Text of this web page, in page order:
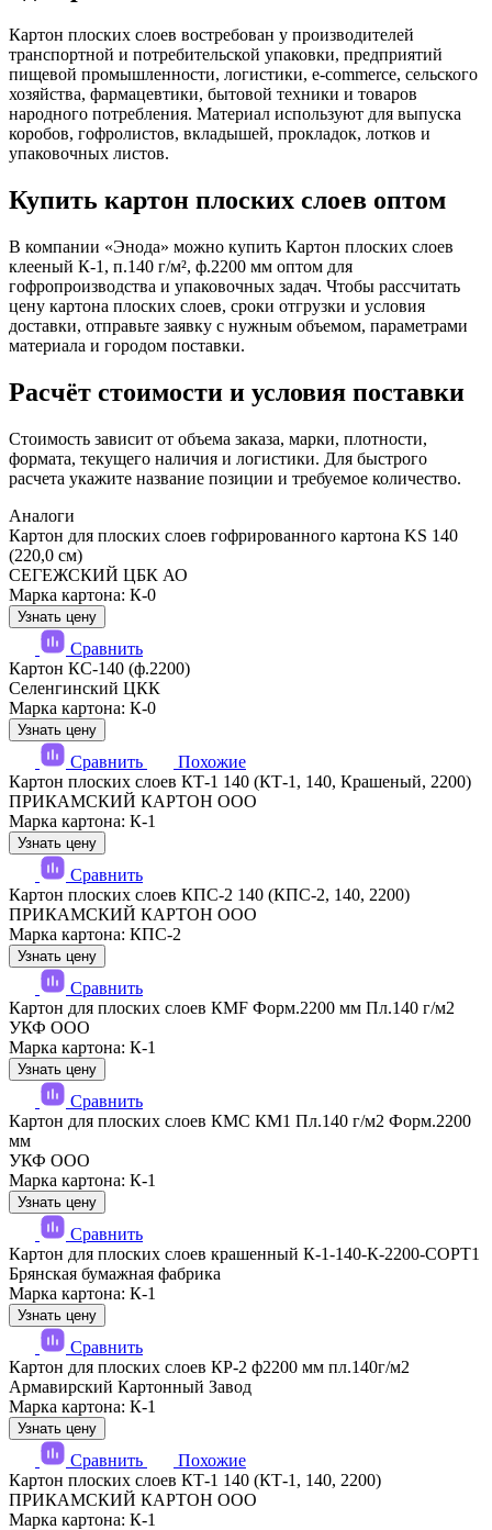
Картон плоских слоев востребован у производителей
транспортной и потребительской упаковки, предприятий
пищевой промышленности, логистики, e-commerce, сельского
хозяйства, фармацевтики, бытовой техники и товаров
народного потребления. Материал используют для выпуска
коробов, гофролистов, вкладышей, прокладок, лотков и
упаковочных листов.
Купить картон плоских слоев оптом
В компании «Энода» можно купить Картон плоских слоев
клееный К-1, п.140 г/м², ф.2200 мм оптом для
гофропроизводства и упаковочных задач. Чтобы рассчитать
цену картона плоских слоев, сроки отгрузки и условия
доставки, отправьте заявку с нужным объемом, параметрами
материала и городом поставки.
Расчёт стоимости и условия поставки
Стоимость зависит от объема заказа, марки, плотности,
формата, текущего наличия и логистики. Для быстрого
расчета укажите название позиции и требуемое количество.
Аналоги
Картон для плоских слоев гофрированного картона KS 140
(220,0 см)
СЕГЕЖСКИЙ ЦБК АО
Марка картона: К-0
Узнать цену
Сравнить
Картон КС-140 (ф.2200)
Селенгинский ЦКК
Марка картона: К-0
Узнать цену
Сравнить
Похожие
Картон плоских слоев КТ-1 140 (КТ-1, 140, Крашеный, 2200)
ПРИКАМСКИЙ КАРТОН ООО
Марка картона: К-1
Узнать цену
Сравнить
Картон плоских слоев КПС-2 140 (КПС-2, 140, 2200)
ПРИКАМСКИЙ КАРТОН ООО
Марка картона: КПС-2
Узнать цену
Сравнить
Картон для плоских слоев КМF Форм.2200 мм Пл.140 г/м2
УКФ ООО
Марка картона: К-1
Узнать цену
Сравнить
Картон для плоских слоев КМС КМ1 Пл.140 г/м2 Форм.2200
мм
УКФ ООО
Марка картона: К-1
Узнать цену
Сравнить
Картон для плоских слоев крашенный К-1-140-К-2200-СОРТ1
Брянская бумажная фабрика
Марка картона: К-1
Узнать цену
Сравнить
Картон для плоских слоев КР-2 ф2200 мм пл.140г/м2
Армавирский Картонный Завод
Марка картона: К-1
Узнать цену
Сравнить
Похожие
Картон плоских слоев КТ-1 140 (КТ-1, 140, 2200)
ПРИКАМСКИЙ КАРТОН ООО
Марка картона: К-1